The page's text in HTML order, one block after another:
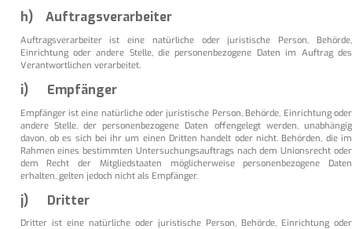
h) Auftragsverarbeiter
Auftragsverarbeiter ist eine natürliche oder juristische Person, Behörde,
Einrichtung oder andere Stelle, die personenbezogene Daten im Auftrag des
Verantwortlichen verarbeitet.
i) Empfänger
Empfänger ist eine natürliche oder juristische Person, Behörde, Einrichtung oder
andere Stelle, der personenbezogene Daten offengelegt werden, unabhängig
davon, ob es sich bei ihr um einen Dritten handelt oder nicht. Behörden, die im
Rahmen eines bestimmten Untersuchungsauftrags nach dem Unionsrecht oder
dem Recht der Mitgliedstaaten möglicherweise personenbezogene Daten
erhalten, gelten jedoch nicht als Empfänger.
j) Dritter
Dritter ist eine natürliche oder juristische Person, Behörde, Einrichtung oder